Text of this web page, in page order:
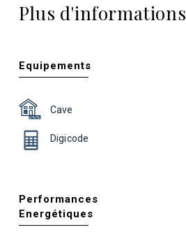
Plus d'informations
Equipements
Cave
Digicode
Performances
Energétiques